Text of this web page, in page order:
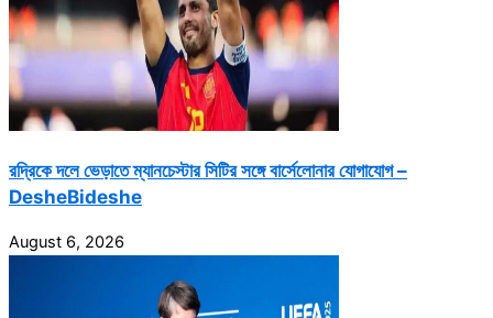
রদ্রিকে দলে ভেড়াতে ম্যানচেস্টার সিটির সঙ্গে বার্সেলোনার যোগাযোগ –
DesheBideshe
August 6, 2026